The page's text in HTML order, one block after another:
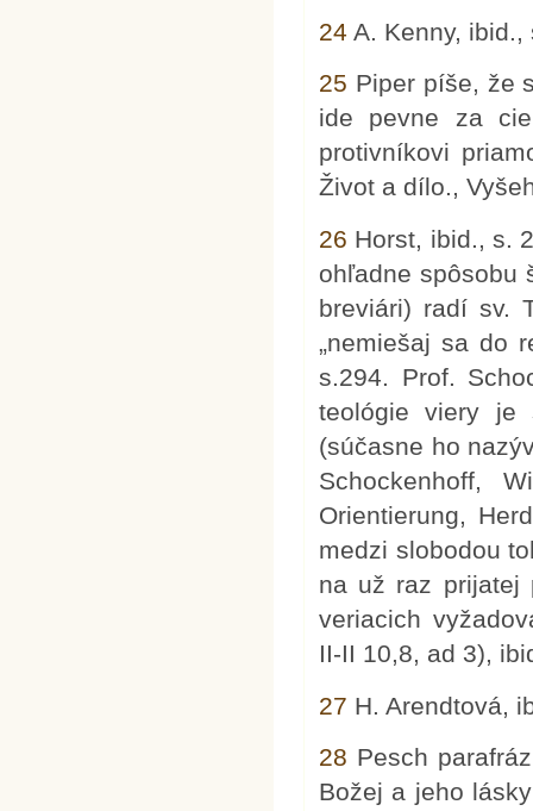
24 A. Kenny, ibid.,
25 Piper píše, že
ide pevne za
protivníkovi
Život a dílo.,
26 Horst, ibid., s.
ohľadne spôsobu
breviári) radí sv.
„nemiešaj sa do
s.294. Prof.
teológie viery je
(súčasne ho
Schockenhoff,
Orientierung,
medzi slobodou
na už raz prijatej
veriacich
II-II 10,8, ad 3),
27 H. Arendtová,
28 Pesch
Božej a jeho